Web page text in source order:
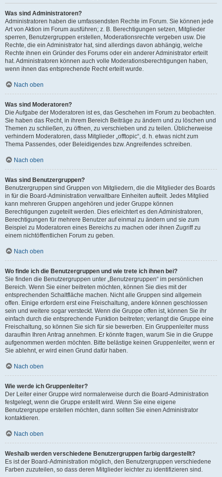
Was sind Administratoren?
Administratoren haben die umfassendsten Rechte im Forum. Sie können jede
Art von Aktion im Forum ausführen; z. B. Berechtigungen setzen, Mitglieder
sperren, Benutzergruppen erstellen, Moderationsrechte vergeben usw. Die
Rechte, die ein Administrator hat, sind allerdings davon abhängig, welche
Rechte ihnen ein Gründer des Forums oder ein anderer Administrator erteilt
hat. Administratoren können auch volle Moderationsberechtigungen haben,
wenn ihnen das entsprechende Recht erteilt wurde.
Nach oben
Was sind Moderatoren?
Die Aufgabe der Moderatoren ist es, das Geschehen im Forum zu beobachten.
Sie haben das Recht, in ihrem Bereich Beiträge zu ändern und zu löschen und
Themen zu schließen, zu öffnen, zu verschieben und zu teilen. Üblicherweise
verhindern Moderatoren, dass Mitglieder „offtopic“, d. h. etwas nicht zum
Thema Passendes, oder Beleidigendes bzw. Angreifendes schreiben.
Nach oben
Was sind Benutzergruppen?
Benutzergruppen sind Gruppen von Mitgliedern, die die Mitglieder des Boards
in für die Board-Administration verwaltbare Einheiten aufteilt. Jedes Mitglied
kann mehreren Gruppen angehören und jeder Gruppe können
Berechtigungen zugeteilt werden. Dies erleichtert es den Administratoren,
Berechtigungen für mehrere Benutzer auf einmal zu ändern und sie zum
Beispiel zu Moderatoren eines Bereichs zu machen oder ihnen Zugriff zu
einem nichtöffentlichen Forum zu geben.
Nach oben
Wo finde ich die Benutzergruppen und wie trete ich ihnen bei?
Sie finden die Benutzergruppen unter „Benutzergruppen“ im persönlichen
Bereich. Wenn Sie einer beitreten möchten, können Sie dies mit der
entsprechenden Schaltfläche machen. Nicht alle Gruppen sind allgemein
offen. Einige erfordern erst eine Freischaltung, andere können geschlossen
sein und weitere sogar versteckt. Wenn die Gruppe offen ist, können Sie ihr
einfach durch die entsprechende Funktion beitreten; verlangt die Gruppe eine
Freischaltung, so können Sie sich für sie bewerben. Ein Gruppenleiter muss
daraufhin Ihren Antrag annehmen. Er könnte fragen, warum Sie in die Gruppe
aufgenommen werden möchten. Bitte belästige keinen Gruppenleiter, wenn er
Sie ablehnt, er wird einen Grund dafür haben.
Nach oben
Wie werde ich Gruppenleiter?
Der Leiter einer Gruppe wird normalerweise durch die Board-Administration
festgelegt, wenn die Gruppe erstellt wird. Wenn Sie eine eigene
Benutzergruppe erstellen möchten, dann sollten Sie einen Administrator
kontaktieren.
Nach oben
Weshalb werden verschiedene Benutzergruppen farbig dargestellt?
Es ist der Board-Administration möglich, den Benutzergruppen verschiedene
Farben zuzuteilen, so dass deren Mitglieder leichter zu identifizieren sind.